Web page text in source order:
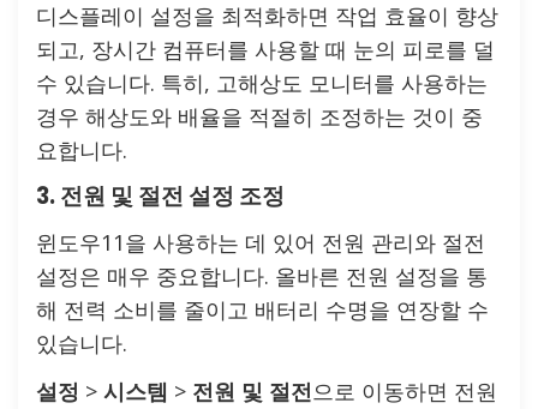
디스플레이 설정을 최적화하면 작업 효율이 향상
되고, 장시간 컴퓨터를 사용할 때 눈의 피로를 덜
수 있습니다. 특히, 고해상도 모니터를 사용하는
경우 해상도와 배율을 적절히 조정하는 것이 중
요합니다.
3. 전원 및 절전 설정 조정
윈도우11을 사용하는 데 있어 전원 관리와 절전
설정은 매우 중요합니다. 올바른 전원 설정을 통
해 전력 소비를 줄이고 배터리 수명을 연장할 수
있습니다.
설정 > 시스템 > 전원 및 절전으로 이동하면 전원